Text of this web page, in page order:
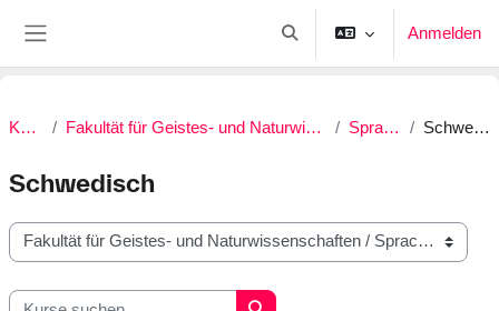
Sucheingabe umschalten
Anmelden
Kurse Fakultät für Geistes- und Naturwissenschaften Sprachen Schwedisch
Schwedisch
Kursbereiche
Kurse suchen